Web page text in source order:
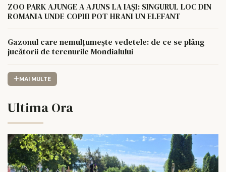
ZOO PARK AJUNGE A AJUNS LA IAȘI: SINGURUL LOC DIN
ROMANIA UNDE COPIII POT HRANI UN ELEFANT
Gazonul care nemulțumește vedetele: de ce se plâng
jucătorii de terenurile Mondialului
MAI MULTE
Ultima Ora